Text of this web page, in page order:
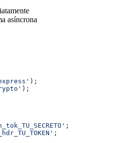
asíncrona
);
);
;
;